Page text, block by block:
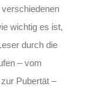
wichtig es ist,
durch die
– vom
Pubertät –